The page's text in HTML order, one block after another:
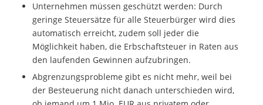
Unternehmen müssen geschützt werden: Durch
geringe Steuersätze für alle Steuerbürger wird dies
automatisch erreicht, zudem soll jeder die
Möglichkeit haben, die Erbschaftsteuer in Raten aus
den laufenden Gewinnen aufzubringen.
Abgrenzungsprobleme gibt es nicht mehr, weil bei
der Besteuerung nicht danach unterschieden wird,